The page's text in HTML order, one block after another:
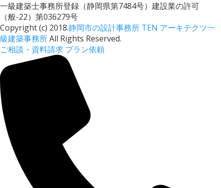
一級建築士事務所登録（静岡県第7484号）建設業の許可
（般-22）第036279号
Copyright (c) 2018.静岡市の設計事務所 TEN アーキテクツ一
級建築事務所All Rights Reserved.
ご相談・資料請求 プラン依頼